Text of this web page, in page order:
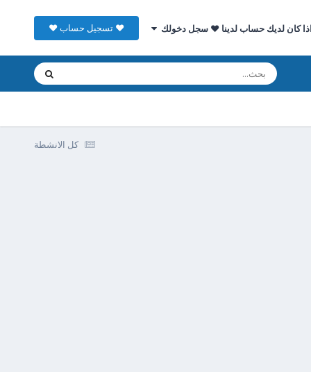
اذا كان لديك حساب لدينا ♥ سجل دخولك ♥ تسجيل حساب ♥
كل الانشطة